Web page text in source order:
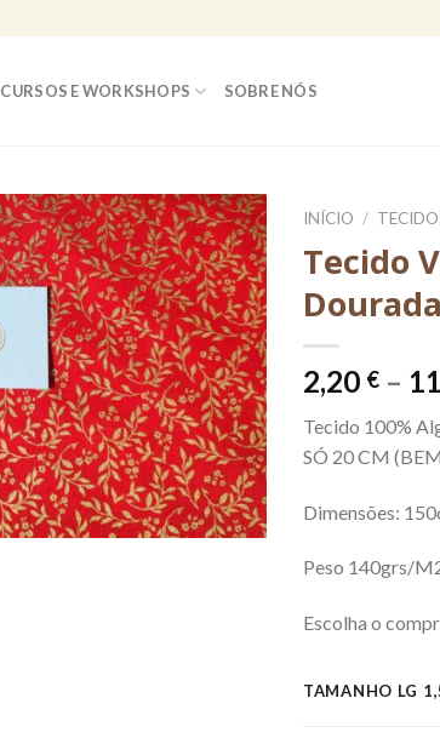
CURSOS E WORKSHOPS SOBRE NÓS
INÍCIO /
Tecido
2,20 € –
Tecido 100%
SÓ 20 CM
Dimensões:
Peso 140grs/
Escolha o
TAMANHO LG